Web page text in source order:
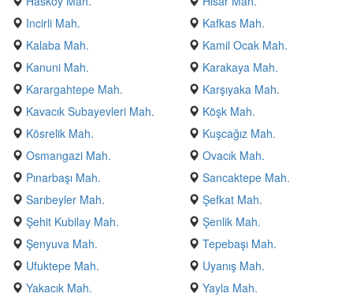
Incirli Mah.
Kafkas Mah.
Kalaba Mah.
Kamil Ocak Mah.
Kanuni Mah.
Karakaya Mah.
Karargahtepe Mah.
Karşıyaka Mah.
Kavacık Subayevleri Mah.
Köşk Mah.
Kösrelik Mah.
Kuşcağız Mah.
Osmangazi Mah.
Ovacık Mah.
Pınarbaşı Mah.
Sancaktepe Mah.
Sarıbeyler Mah.
Şefkat Mah.
Şehit Kubilay Mah.
Şenlik Mah.
Şenyuva Mah.
Tepebaşı Mah.
Ufuktepe Mah.
Uyanış Mah.
Yakacık Mah.
Yayla Mah.